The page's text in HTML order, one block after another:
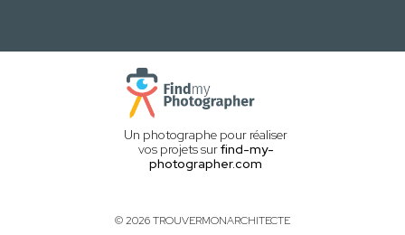
Un photographe pour réaliser
vos projets surfind-my-
photographer.com
© 2026 TROUVERMONARCHITECTE